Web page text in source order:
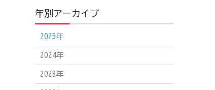
年別アーカイブ
2025年
2024年
2023年